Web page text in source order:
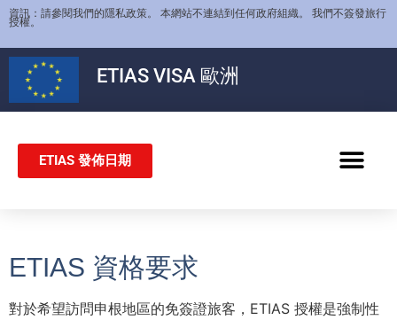
資訊：請參閱我們的隱私政策。 本網站不連結到任何政府組織。 我們不簽發旅行
授權。
ETIAS VISA 歐洲
ETIAS 發佈日期
ETIAS 資格要求
對於希望訪問申根地區的免簽證旅客，ETIAS 授權是強制性